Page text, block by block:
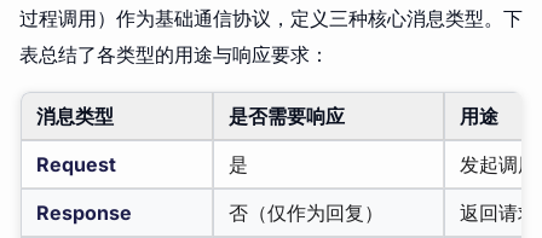
过程调用）作为基础通信协议，定义三种核心消息类型。下
表总结了各类型的用途与响应要求：
消息类型 是否需要响应
用途
Request
是
发起调
Response
否（仅作为回复）
返回请